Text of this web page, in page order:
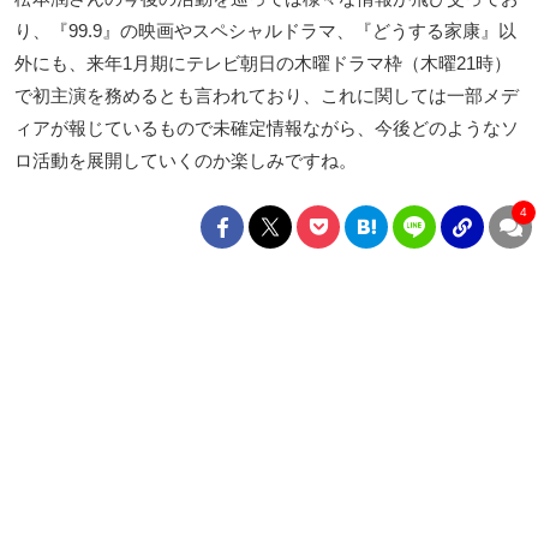
り、『99.9』の映画やスペシャルドラマ、『どうする家康』以
外にも、来年1月期にテレビ朝日の木曜ドラマ枠（木曜21時）
で初主演を務めるとも言われており、これに関しては一部メデ
ィアが報じているもので未確定情報ながら、今後どのようなソ
ロ活動を展開していくのか楽しみですね。
4